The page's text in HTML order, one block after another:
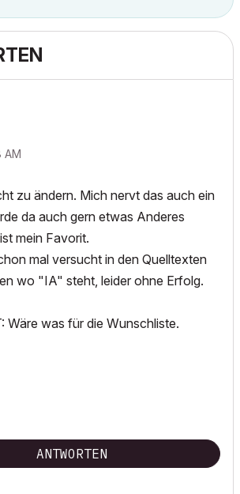
AM
zu ändern. Mich nervt das auch ein
da auch gern etwas Anderes
mein Favorit.
mal versucht in den Quelltexten
wo "IA" steht, leider ohne Erfolg.
Wäre was für die Wunschliste.
ANTWORTEN